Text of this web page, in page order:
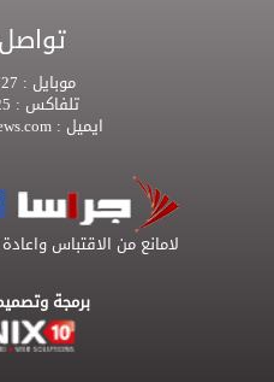
موبايل :
تلفاكس :
ايميل :
لامانع من الاقتباس
برمجة